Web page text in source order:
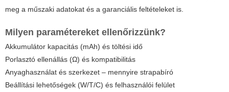
meg a műszaki adatokat és a garanciális feltételeket is.
Milyen paramétereket ellenőrizzünk?
Akkumulátor kapacitás (mAh) és töltési idő
Porlasztó ellenállás (Ω) és kompatibilitás
Anyaghasználat és szerkezet – mennyire strapabíró
Beállítási lehetőségek (W/T/C) és felhasználói felület